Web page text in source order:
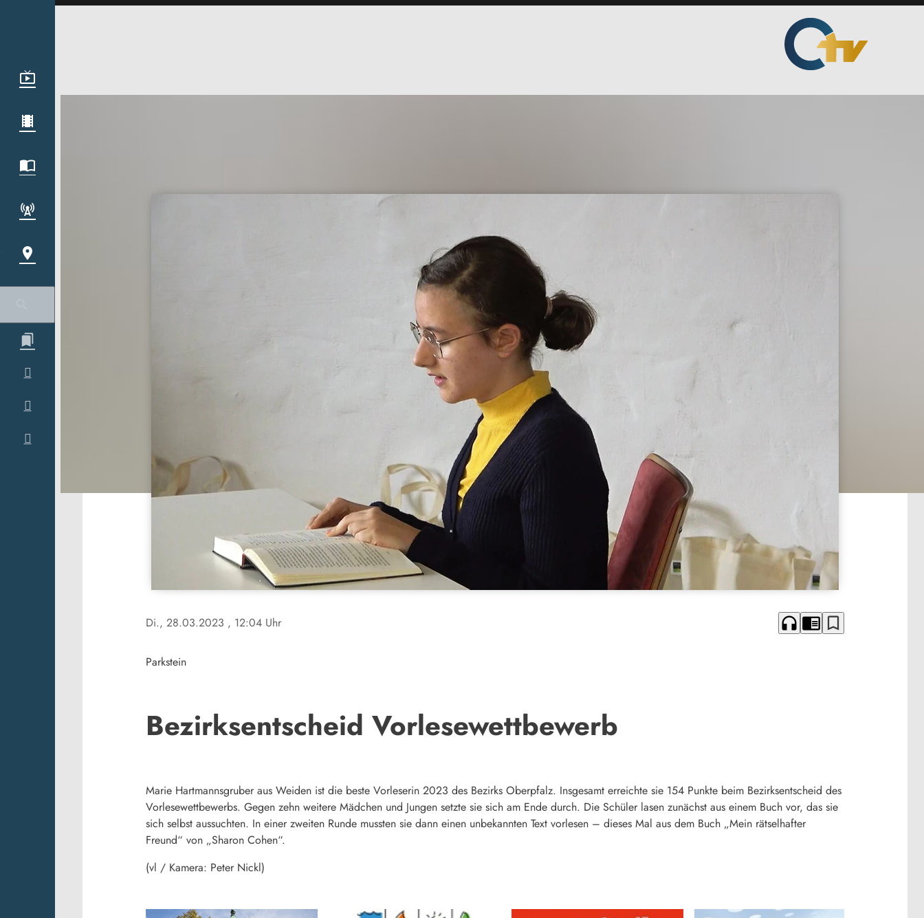
Di., 28.03.2023 , 12:04 Uhr headphones chrome_reader_mode bookmark_border
Parkstein
Bezirksentscheid Vorlesewettbewerb
Marie Hartmannsgruber aus Weiden ist die beste Vorleserin 2023 des Bezirks Oberpfalz. Insgesamt erreichte sie 154 Punkte beim Bezirksentscheid des
Vorlesewettbewerbs. Gegen zehn weitere Mädchen und Jungen setzte sie sich am Ende durch. Die Schüler lasen zunächst aus einem Buch vor, das sie
sich selbst aussuchten. In einer zweiten Runde mussten sie dann einen unbekannten Text vorlesen – dieses Mal aus dem Buch „Mein rätselhafter
Freund“ von „Sharon Cohen“.
(vl / Kamera: Peter Nickl)